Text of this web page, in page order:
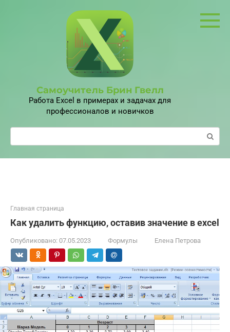
Самоучитель Брин Гвелл
Работа Excel в примерах и задачах для
профессионалов и новичков
Поиск:
Главная страница
Как удалить функцию, оставив значение в excel
Опубликовано: 07.05.2023 Формулы Елена Петрова